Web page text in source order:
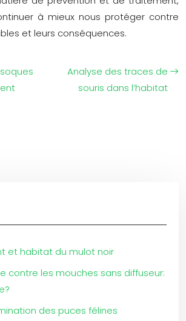
à mieux nous protéger contre
et leurs conséquences.
Analyse des traces de
souris dans l’habitat
et habitat du mulot noir
contre les mouches sans diffuseur:
des puces félines